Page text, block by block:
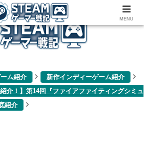
ゲーム関連雑記ブログ
ム紹介
新作インディーゲーム紹介
介！】第14回『ファイアファイティングシミュ
紹介
MENU